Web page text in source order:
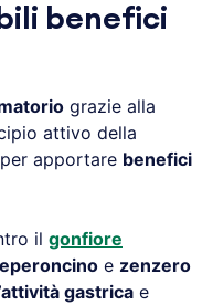
benefici
grazie alla
attivo della
apportare benefici
il gonfiore
e zenzero
gastrica e